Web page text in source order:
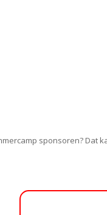
sponsoren? Dat